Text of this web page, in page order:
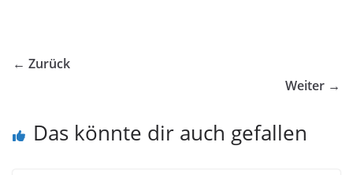
← Zurück
Weiter →
Das könnte dir auch gefallen